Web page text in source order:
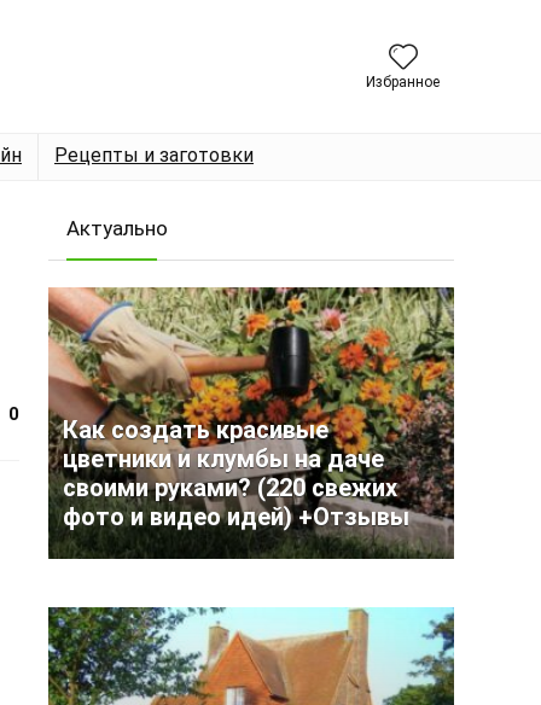
Избранное
Рецепты и заготовки
0
Актуально
Как создать красивые
цветники и клумбы на даче
своими руками? (220 свежих
фото и видео идей) +Отзывы